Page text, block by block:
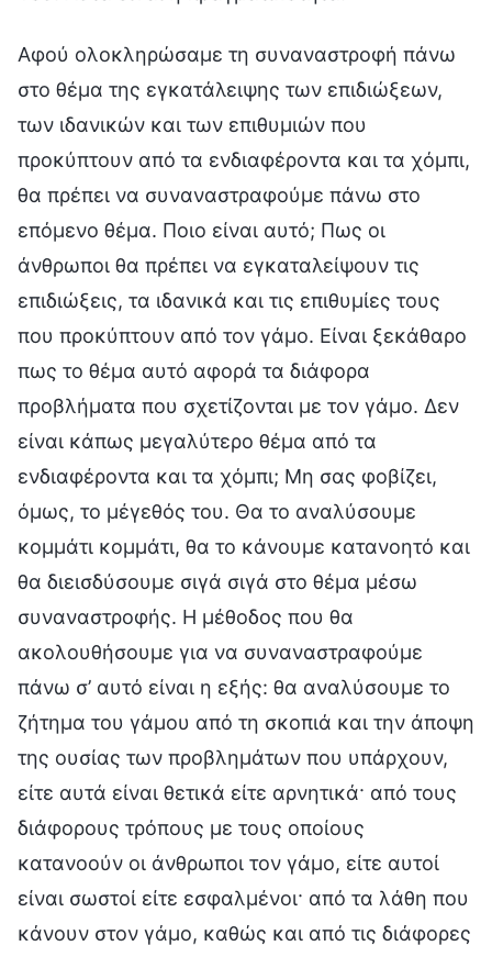
Αφού ολοκληρώσαμε τη συναναστροφή πάνω
στο θέμα της εγκατάλειψης των επιδιώξεων,
των ιδανικών και των επιθυμιών που
προκύπτουν από τα ενδιαφέροντα και τα χόμπι,
θα πρέπει να συναναστραφούμε πάνω στο
επόμενο θέμα. Ποιο είναι αυτό; Πως οι
άνθρωποι θα πρέπει να εγκαταλείψουν τις
επιδιώξεις, τα ιδανικά και τις επιθυμίες τους
που προκύπτουν από τον γάμο. Είναι ξεκάθαρο
πως το θέμα αυτό αφορά τα διάφορα
προβλήματα που σχετίζονται με τον γάμο. Δεν
είναι κάπως μεγαλύτερο θέμα από τα
ενδιαφέροντα και τα χόμπι; Μη σας φοβίζει,
όμως, το μέγεθός του. Θα το αναλύσουμε
κομμάτι κομμάτι, θα το κάνουμε κατανοητό και
θα διεισδύσουμε σιγά σιγά στο θέμα μέσω
συναναστροφής. Η μέθοδος που θα
ακολουθήσουμε για να συναναστραφούμε
πάνω σ’ αυτό είναι η εξής: θα αναλύσουμε το
ζήτημα του γάμου από τη σκοπιά και την άποψη
της ουσίας των προβλημάτων που υπάρχουν,
είτε αυτά είναι θετικά είτε αρνητικά· από τους
διάφορους τρόπους με τους οποίους
κατανοούν οι άνθρωποι τον γάμο, είτε αυτοί
είναι σωστοί είτε εσφαλμένοι· από τα λάθη που
κάνουν στον γάμο, καθώς και από τις διάφορες